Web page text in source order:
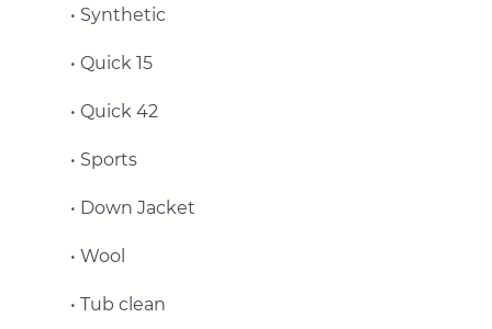
• Synthetic
• Quick 15
• Quick 42
• Sports
• Down Jacket
• Wool
• Tub clean